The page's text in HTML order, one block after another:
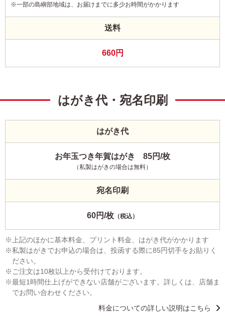
※一部の島嶼部地域は、お届けまでに多少お時間がかかります
送料
660円
はがき代・宛名印刷
はがき代
お年玉つき年賀はがき 85円/枚
（私製はがきの場合は無料）
宛名印刷
60円/枚 （税込）
上記のほかに基本料金、プリント料金、はがき代がかかります
私製はがきでお申込の場合は、投函する際に85円切手をお貼りく
ださい。
ご注文は10枚以上から受付けております。
最短1時間仕上げができない店舗がございます。詳しくは、店舗ま
でお問い合わせください。
料金についての詳しい説明はこちら